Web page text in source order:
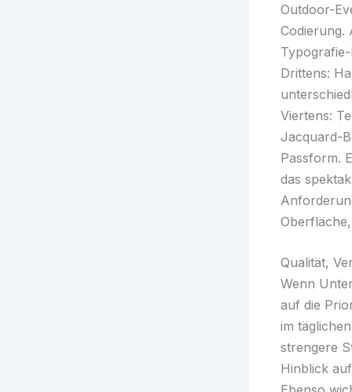
Outdoor-
Codierung.
Drittens:
Viertens:
Jacquard-
Passform.
das
Qualität,
Wenn
auf die
im
strengere
Hinblick